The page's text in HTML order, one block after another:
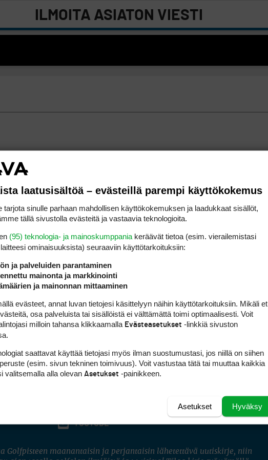
ILMOITA ASIATON VIESTI
INSTAGRAM
YOUTUBE
Golfpisteen maanantaisin ja perjantaisin lähetettävä uutiskirje, niin
laatusisältöä – evästeillä parempi käyttökokemus
tarjota sinulle parhaan mahdollisen käyttökokemuksen ja laadukkaat sisällöt,
tällä sivustolla evästeitä ja vastaavia teknologioita.
(95) teknologia- ja mainoskumppania keräävät tietoa (esim. vierailemis­tasi
ominaisuuk­sista) seuraaviin käyttötarkoituksiin:
ja palveluiden parantaminen
mainonta ja markkinointi
ja mainonnan mittaaminen
evästeet, annat luvan tietojesi käsittelyyn näihin käyttötarkoituksiin. Mikäli et
osa palveluista tai sisällöistä ei välttämättä toimi optimaalisesti. Voit
milloin tahansa klikkaamalla Evästeasetukset -linkkiä sivuston
saattavat käyttää tietojasi myös ilman suostumustasi, jos niillä on siihen
(esim. sivun tekninen toimivuus). Voit vastustaa tätä tai muuttaa kaikkia
valitsemalla alla olevan Asetukset -painikkeen.
Hyväksy
Asetukset